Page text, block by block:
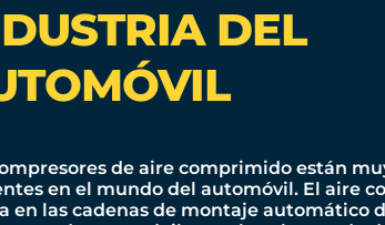
DEL
de aire comprimido están
en el mundo del automóvil. El aire
en las cadenas de montaje automático